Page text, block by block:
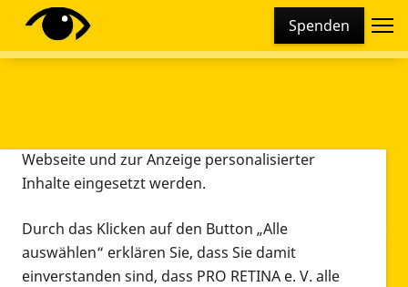
Spenden
Diese Webseite setzt verschiedene Cookies und
Tracking-Tools ein. Dies beinhaltet Cookies und
Webseite und zur Anzeige personalisierter
Inhalte eingesetzt werden.
Durch das Klicken auf den Button „Alle
auswählen“ erklären Sie, dass Sie damit
einverstanden sind, dass PRO RETINA e. V. alle